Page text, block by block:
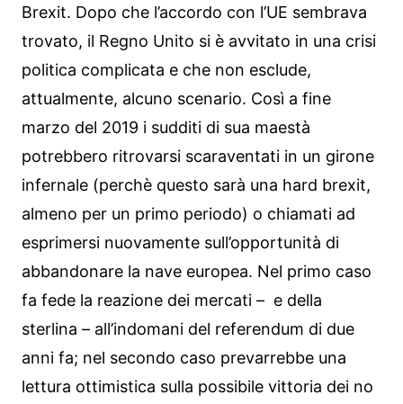
Brexit. Dopo che l’accordo con l’UE sembrava
trovato, il Regno Unito si è avvitato in una crisi
politica complicata e che non esclude,
attualmente, alcuno scenario. Così a fine
marzo del 2019 i sudditi di sua maestà
potrebbero ritrovarsi scaraventati in un girone
infernale (perchè questo sarà una hard brexit,
almeno per un primo periodo) o chiamati ad
esprimersi nuovamente sull’opportunità di
abbandonare la nave europea. Nel primo caso
fa fede la reazione dei mercati – e della
sterlina – all’indomani del referendum di due
anni fa; nel secondo caso prevarrebbe una
lettura ottimistica sulla possibile vittoria dei no